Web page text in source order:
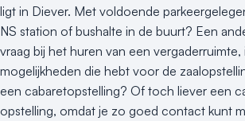
ligt in Diever. Met voldoende
NS station of bushalte in de buurt? Een
vraag bij het huren van een vergaderruimte,
mogelijkheden die hebt voor de
een cabaretopstelling? Of toch liever een
opstelling, omdat je zo goed contact kunt